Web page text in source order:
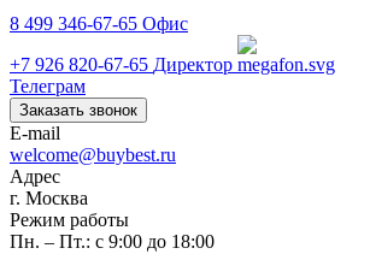
8 499 346-67-65 Офис
+7 926 820-67-65 Директор
Телеграм
Заказать звонок
E-mail
welcome@buybest.ru
Адрес
г. Москва
Режим работы
Пн. – Пт.: с 9:00 до 18:00